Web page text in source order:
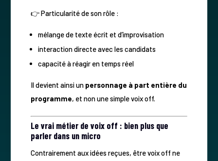
👉 Particularité de son rôle :
mélange de texte écrit et d’improvisation
interaction directe avec les candidats
capacité à réagir en temps réel
Il devient ainsi un personnage à part entière du
programme, et non une simple voix off.
Le vrai métier de voix off : bien plus que
parler dans un micro
Contrairement aux idées reçues, être voix off ne